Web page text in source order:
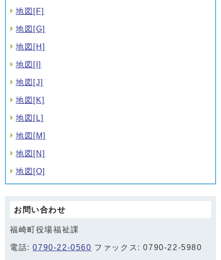
地図[F]
地図[G]
地図[H]
地図[I]
地図[J]
地図[K]
地図[L]
地図[M]
地図[N]
地図[O]
お問い合わせ
福崎町役場福祉課
電話:0790-22-0560 ファックス: 0790-22-5980